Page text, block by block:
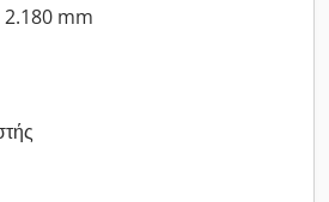
2.180 mm